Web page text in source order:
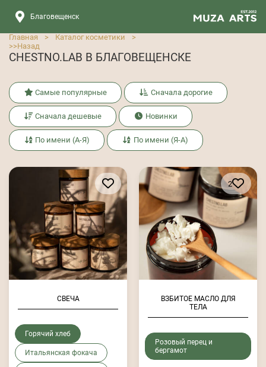
Благовещенск
Главная > Каталог косметики
>
>>Назад
CHESTNO.LAB В БЛАГОВЕЩЕНСКЕ
Самые популярные Сначала дорогие
Сначала дешевые Новинки
По имени (А-Я) По имени (Я-А)
СВЕЧА
Горячий хлеб
Итальянская фокача
2
ВЗБИТОЕ МАСЛО ДЛЯ
ТЕЛА
Розовый перец и
бергамот